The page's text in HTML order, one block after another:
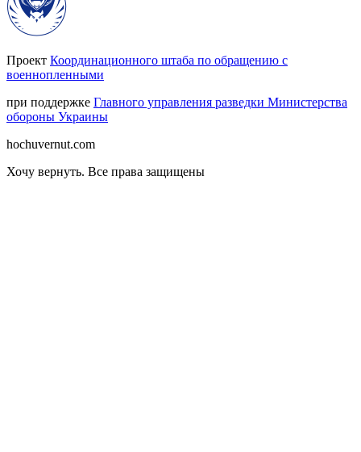
Проект Координационного штаба по обращению с
военнопленными
при поддержке Главного управления разведки Министерства
обороны Украины
hochuvernut.com
Хочу вернуть. Все права защищены